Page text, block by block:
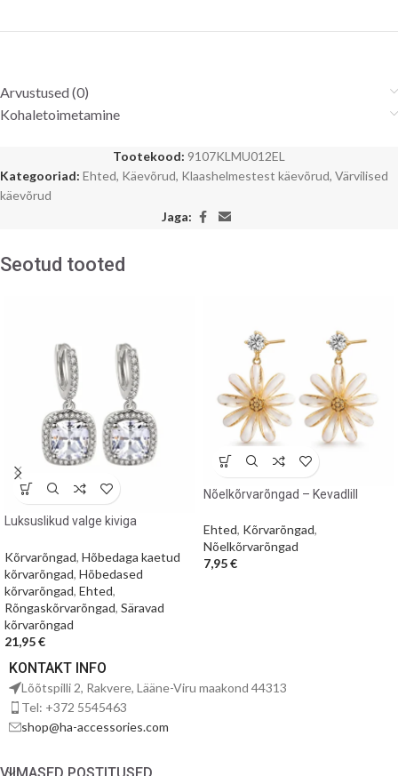
Arvustused (0)
Kohaletoimetamine
Tootekood: 9107KLMU012EL
Kategooriad: Ehted, Käevõrud, Klaashelmestest käevõrud, Värvilised
käevõrud
Jaga:
Seotud tooted
Luksuslikud valge kiviga
Kõrvarõngad, Hõbedaga kaetud
kõrvarõngad, Hõbedased
kõrvarõngad, Ehted,
Rõngaskõrvarõngad, Säravad
kõrvarõngad
21,95€
Nõelkõrvarõngad – Kevadlill
Ehted, Kõrvarõngad,
Nõelkõrvarõngad
7,95€
KONTAKT INFO
Lõõtspilli 2, Rakvere, Lääne-Viru maakond 44313
Tel: +372 5545463
shop@ha-accessories.com
VIIMASED POSTITUSED